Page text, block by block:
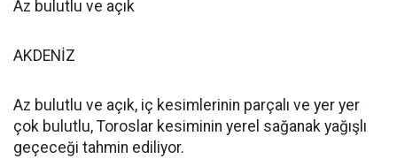
Az bulutlu ve açık
AKDENİZ
Az bulutlu ve açık, iç kesimlerinin parçalı ve yer yer
çok bulutlu, Toroslar kesiminin yerel sağanak yağışlı
geçeceği tahmin ediliyor.